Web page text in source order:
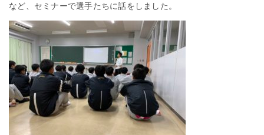
など、セミナーで選手たちに話をしました。